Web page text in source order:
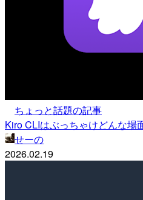
ちょっと話題の記事
Kiro CLIはぶっちゃけどんな場
せーの
2026.02.19